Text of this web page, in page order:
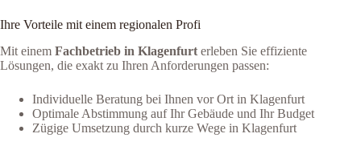
Ihre Vorteile mit einem regionalen Profi
Mit einem Fachbetrieb in Klagenfurt erleben Sie effiziente
Lösungen, die exakt zu Ihren Anforderungen passen:
Individuelle Beratung bei Ihnen vor Ort in Klagenfurt
Optimale Abstimmung auf Ihr Gebäude und Ihr Budget
Zügige Umsetzung durch kurze Wege in Klagenfurt